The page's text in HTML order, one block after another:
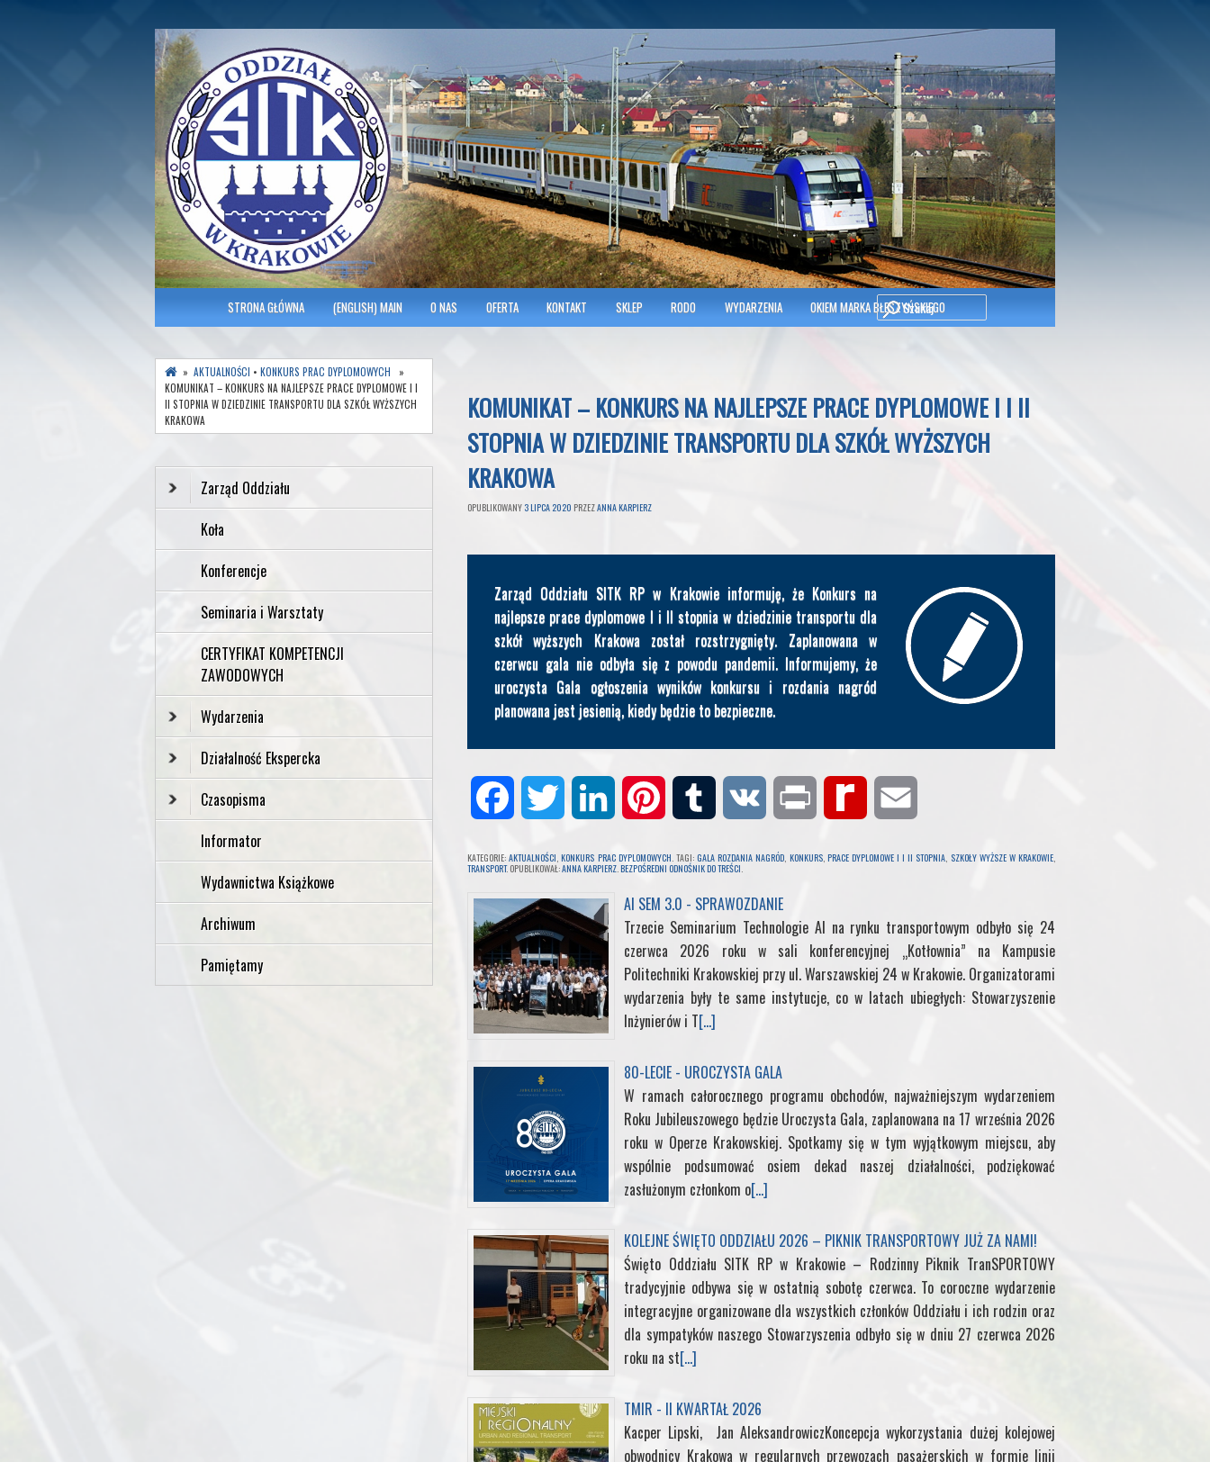
SITK RP Oddział w KRAKOWIE
Szukaj
MENU GŁÓWNESTRONA GŁÓWNA (ENGLISH) MAIN O NAS OFERTA KONTAKT SKLEP RODO WYDARZENIA OKIEM MARKA BŁESZYŃSKIEGO
KOMUNIKAT – KONKURS NA NAJLEPSZE PRACE DYPLOMOWE I I II
STOPNIA W DZIEDZINIE TRANSPORTU DLA SZKÓŁ WYŻSZYCH
KRAKOWA
OPUBLIKOWANY 3 LIPCA 2020 PRZEZANNA KARPIERZ
Zarząd Oddziału SITK RP w Krakowie informuję, że Konkurs na
najlepsze prace dyplomowe I i II stopnia w dziedzinie transportu dla
szkół wyższych Krakowa został rozstrzygnięty. Zaplanowana w
czerwcu gala nie odbyła się z powodu pandemii. Informujemy, że
uroczysta Gala ogłoszenia wyników konkursu i rozdania nagród
planowana jest jesienią, kiedy będzie to bezpieczne.
e
b
o
k
t
t
e
e
r
s
t
b
l
n
t
i
f
y
P
g
e
i
l
KATEGORIE:AKTUALNOŚCI,KONKURS PRAC DYPLOMOWYCH. TAGI: GALA ROZDANIA NAGRÓD, KONKURS, PRACE DYPLOMOWE I I II STOPNIA, SZKOŁY WYŻSZE W KRAKOWIE,
TRANSPORT. OPUBLIKOWAŁ:ANNA KARPIERZ.BEZPOŚREDNI ODNOŚNIK DO TREŚCI.
AI SEM 3.0 - SPRAWOZDANIE
Trzecie Seminarium Technologie AI na rynku transportowym odbyło się 24
czerwca 2026 roku w sali konferencyjnej „Kotłownia” na Kampusie
Politechniki Krakowskiej przy ul. Warszawskiej 24 w Krakowie. Organizatorami
wydarzenia były te same instytucje, co w latach ubiegłych: Stowarzyszenie
Inżynierów i T[...]
80-LECIE - UROCZYSTA GALA
W ramach całorocznego programu obchodów, najważniejszym wydarzeniem
Roku Jubileuszowego będzie Uroczysta Gala, zaplanowana na 17 września 2026
roku w Operze Krakowskiej. Spotkamy się w tym wyjątkowym miejscu, aby
wspólnie podsumować osiem dekad naszej działalności, podziękować
zasłużonym członkom o[...]
KOLEJNE ŚWIĘTO ODDZIAŁU 2026 – PIKNIK TRANSPORTOWY JUŻ ZA NAMI!
Święto Oddziału SITK RP w Krakowie – Rodzinny Piknik TranSPORTOWY
tradycyjnie odbywa się w ostatnią sobotę czerwca. To coroczne wydarzenie
integracyjne organizowane dla wszystkich członków Oddziału i ich rodzin oraz
dla sympatyków naszego Stowarzyszenia odbyło się w dniu 27 czerwca 2026
roku na st[...]
TMIR - II KWARTAŁ 2026
Kacper Lipski, Jan AleksandrowiczKoncepcja wykorzystania dużej kolejowej
obwodnicy Krakowa w regularnych przewozach pasażerskich w formie linii
» AKTUALNOŚCI • KONKURS PRAC DYPLOMOWYCH »
KOMUNIKAT – KONKURS NA NAJLEPSZE PRACE DYPLOMOWE I I
II STOPNIA W DZIEDZINIE TRANSPORTU DLA SZKÓŁ WYŻSZYCH
KRAKOWA
Zarząd Oddziału
Koła
Konferencje
Seminaria i Warsztaty
CERTYFIKAT KOMPETENCJI
ZAWODOWYCH
Wydarzenia
Działalność Ekspercka
Czasopisma
Informator
Wydawnictwa Książkowe
Archiwum
Pamiętamy